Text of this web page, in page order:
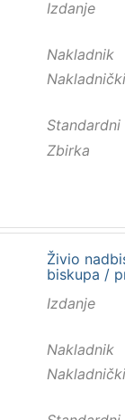
Izdanje
Nakladnik
Zbirka
Živio
biskupa /
Izdanje
Nakladnik